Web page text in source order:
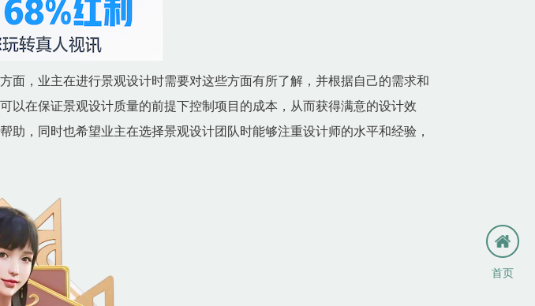
面，业主在进行景观设计时需要对这些方面有所了解，并根据自己的需求和
以在保证景观设计质量的前提下控制项目的成本，从而获得满意的设计效
，同时也希望业主在选择景观设计团队时能够注重设计师的水平和经验，
首页